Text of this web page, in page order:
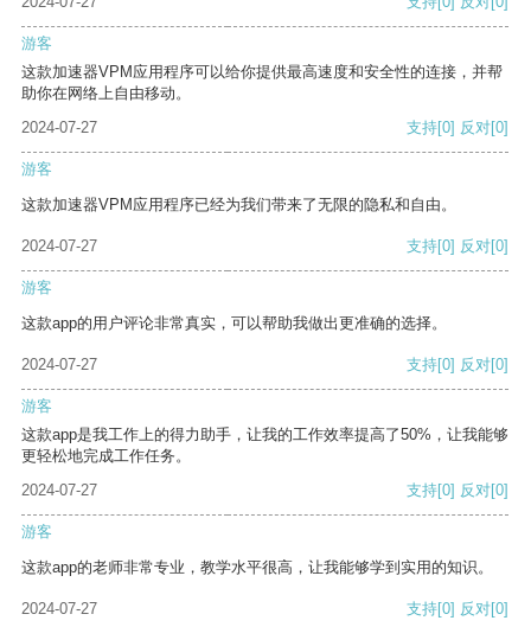
游客
这款加速器VPM应用程序可以给你提供最高速度和安全性的连接，并帮
助你在网络上自由移动。
2024-07-27
支持[0] 反对[0]
游客
这款加速器VPM应用程序已经为我们带来了无限的隐私和自由。
2024-07-27 支持[0] 反对[0]
游客
这款app的用户评论非常真实，可以帮助我做出更准确的选择。
2024-07-27 支持[0] 反对[0]
游客
这款app是我工作上的得力助手，让我的工作效率提高了50%，让我能够
更轻松地完成工作任务。
2024-07-27
支持[0] 反对[0]
游客
这款app的老师非常专业，教学水平很高，让我能够学到实用的知识。
2024-07-27 支持[0] 反对[0]